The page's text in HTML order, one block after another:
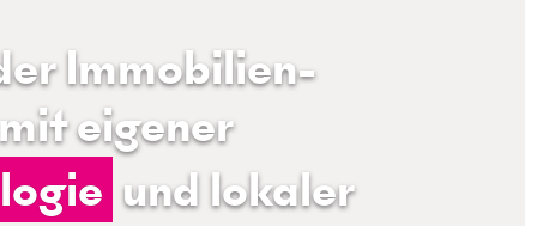
Immobilien­
eigener
und lokaler